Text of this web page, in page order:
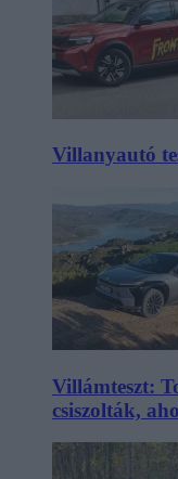
Villanyautó
Villámteszt:
csiszolták,